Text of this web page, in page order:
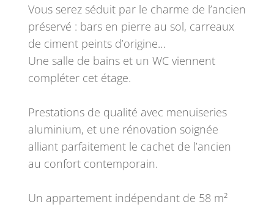
Vous serez séduit par le charme de l’ancien
préservé : bars en pierre au sol, carreaux
de ciment peints d’origine…
Une salle de bains et un WC viennent
compléter cet étage.
Prestations de qualité avec menuiseries
aluminium, et une rénovation soignée
alliant parfaitement le cachet de l’ancien
au confort contemporain.
Un appartement indépendant de 58 m²